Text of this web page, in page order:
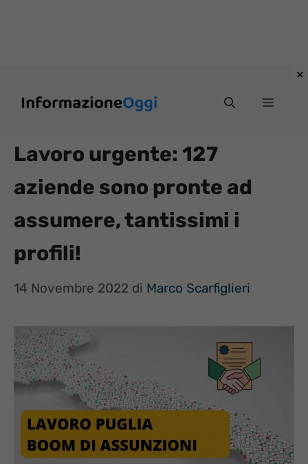
Menu
Lavoro urgente: 127
aziende sono pronte ad
assumere, tantissimi i
profili!
14 Novembre 2022 di Marco Scarfiglieri